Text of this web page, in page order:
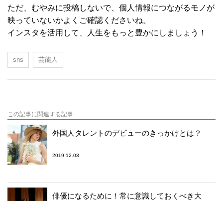
ただ、むやみに投稿しないで、個人情報につながるモノが
映っていないかよくご確認くださいね。
インスタを活用して、人生をもっと豊かにしましょう！
sns 芸能人
この記事に関連する記事
外国人タレントのデビューのきっかけとは？
2019.12.03
俳優になるために！常に意識しておくべき大